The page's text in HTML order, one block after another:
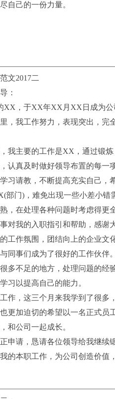
自己的一份力量。
文2017二
：
，于XX年XX月XX日成为公
，我工作努力，表现突出，
主要的工作是XX，通过锻炼
认真及时做好领导布置的每
习请教，不断提高充实自己，
门)，难免出现一些小差小错
，在处理各种问题时考虑得更
对我的入职指引和帮助，感谢
作氛围，团结向上的企业文
同事们成为了很好的工作伙伴
多不足的地方，处理问题的经
习以提高自己的能力。
，这三个月来我学到了很多
更加迫切的希望以一名正式
和公司一起成长。
请，恳请各位领导给我继续
的本职工作，为公司创造价值